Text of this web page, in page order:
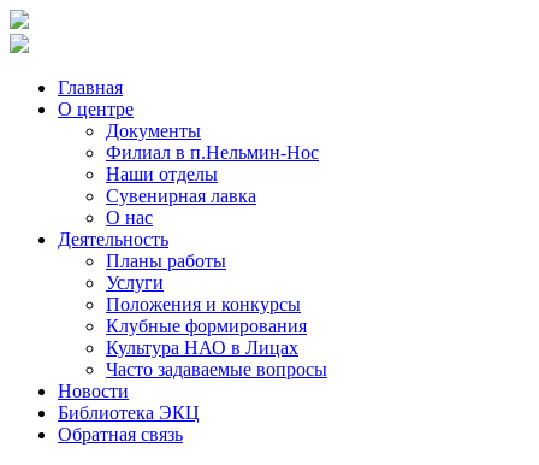
Главная
О центре
Документы
Филиал в п.Нельмин-Нос
Наши отделы
Сувенирная лавка
О нас
Деятельность
Планы работы
Услуги
Положения и конкурсы
Клубные формирования
Культура НАО в Лицах
Часто задаваемые вопросы
Новости
Библиотека ЭКЦ
Обратная связь